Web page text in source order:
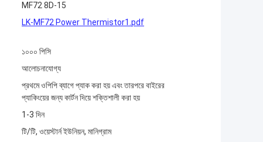
MF72 8D-15
LK-MF72 Power Thermistor1.pdf
১০০০ পিসি
আলোচনাযোগ্য
প্রথমে ওপিপি ব্যাগে প্যাক করা হয় এবং তারপরে বাইরের
প্যাকিংয়ের জন্য কার্টন দিয়ে শক্তিশালী করা হয়
1-3 দিন
টি/টি, ওয়েস্টার্ন ইউনিয়ন, মানিগ্রাম